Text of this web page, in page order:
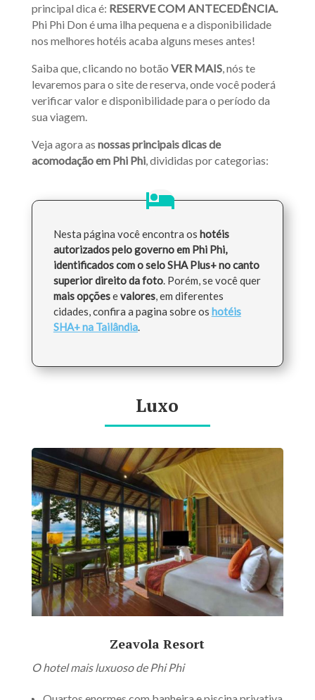
principal dica é: RESERVE COM ANTECEDÊNCIA.
Phi Phi Don é uma ilha pequena e a disponibilidade
nos melhores hotéis acaba alguns meses antes!
Saiba que, clicando no botão VER MAIS, nós te
levaremos para o site de reserva, onde você poderá
verificar valor e disponibilidade para o período da
sua viagem.
Veja agora as nossas principais dicas de
acomodação em Phi Phi, divididas por categorias:
Nesta página você encontra os hotéis
autorizados pelo governo em Phi Phi,
identificados com o selo SHA Plus+ no canto
superior direito da foto. Porém, se você quer
mais opçõesevalores, em diferentes
cidades, confira a pagina sobre os hotéis
SHA+ na Tailândia.
Luxo
Zeavola Resort
O hotel mais luxuoso de Phi Phi